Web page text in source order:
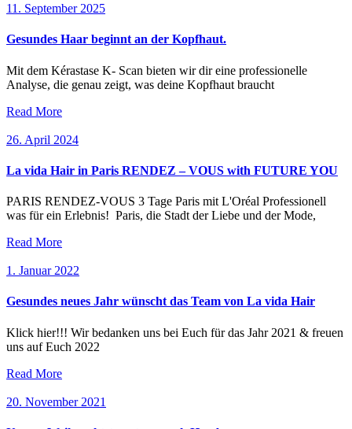
11. September 2025
Gesundes Haar beginnt an der Kopfhaut.
Mit dem Kérastase K- Scan bieten wir dir eine professionelle
Analyse, die genau zeigt, was deine Kopfhaut braucht
Read More
26. April 2024
La vida Hair in Paris RENDEZ – VOUS with FUTURE YOU
PARIS RENDEZ-VOUS 3 Tage Paris mit L'Oréal Professionell
was für ein Erlebnis! Paris, die Stadt der Liebe und der Mode,
Read More
1. Januar 2022
Gesundes neues Jahr wünscht das Team von La vida Hair
Klick hier!!! Wir bedanken uns bei Euch für das Jahr 2021 & freuen
uns auf Euch 2022
Read More
20. November 2021